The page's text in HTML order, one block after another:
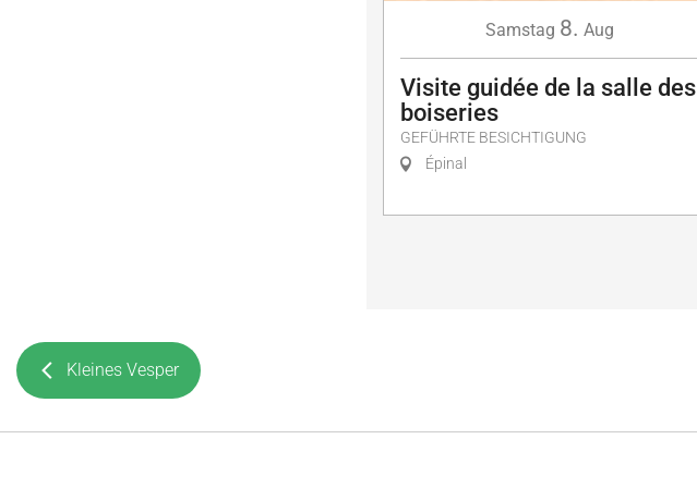
Samstag 8. Aug
Visite guidée de la salle des
boiseries
GEFÜHRTE BESICHTIGUNG
Épinal
Kleines Vesper